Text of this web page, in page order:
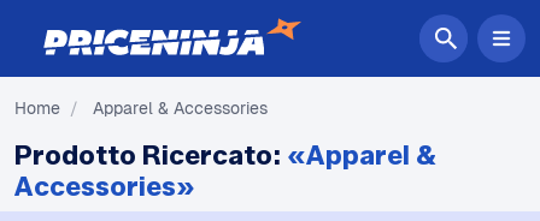
Home / Apparel & Accessories
Prodotto Ricercato: «Apparel &
Accessories»